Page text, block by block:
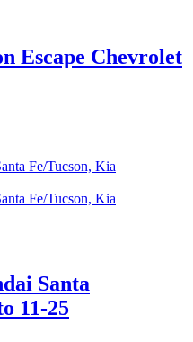
Escape Chevrolet
Santa
11-25